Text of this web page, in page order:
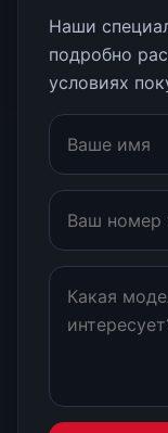
Наши
подробно
условиях